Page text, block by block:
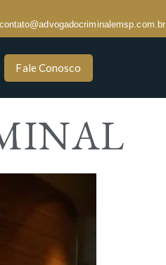
contato@advogadocriminalemsp.com.br
Fale Conosco